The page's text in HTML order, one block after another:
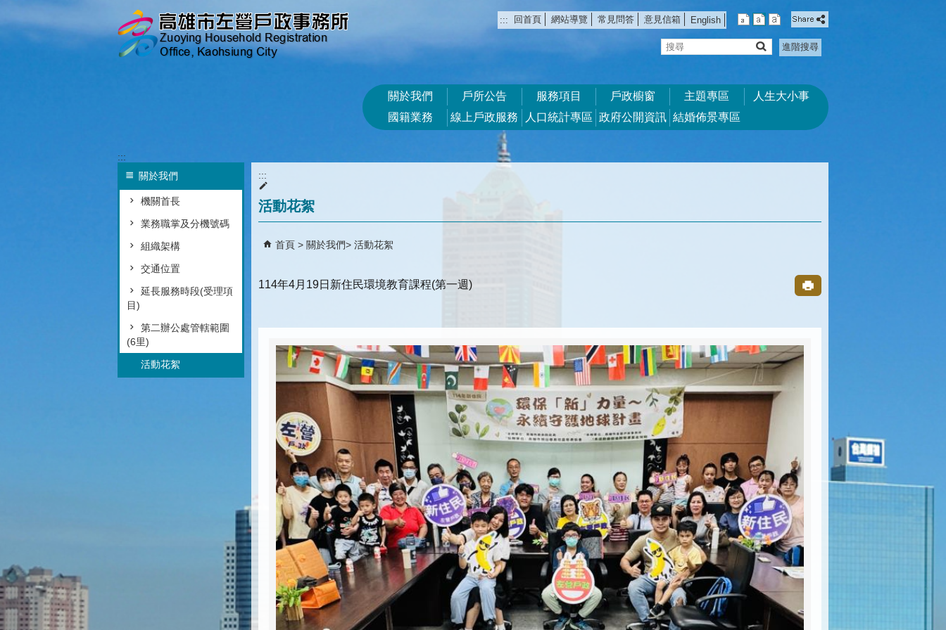
::: 回首頁 網站導覽 常見問答 意見信箱 English
搜
尋
進階搜尋
關於我們 戶所公告 服務項目 戶政櫥窗 主題專區
人生大小事
國籍業務
線上戶政服務 人口統計專區 政府公開資訊 結婚佈景專區
:::
關於我們
機關首長
業務職掌及分機號碼
組織架構
交通位置
延長服務時段(受理項
目)
第二辦公處管轄範圍
(6里)
活動花絮
:::
活動花絮
首頁 關於我們 活動花絮
114年4月19日新住民環境教育課程(第一週)